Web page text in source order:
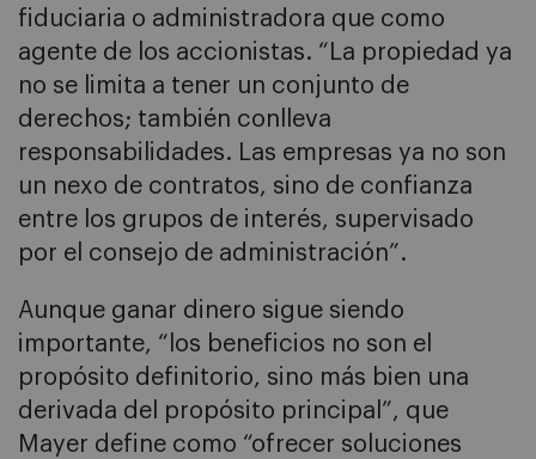
fiduciaria o administradora que como
agente de los accionistas. “La propiedad ya
no se limita a tener un conjunto de
derechos; también conlleva
responsabilidades. Las empresas ya no son
un nexo de contratos, sino de confianza
entre los grupos de interés, supervisado
por el consejo de administración”.
Aunque ganar dinero sigue siendo
importante, “los beneficios no son el
propósito definitorio, sino más bien una
derivada del propósito principal”, que
Mayer define como “ofrecer soluciones